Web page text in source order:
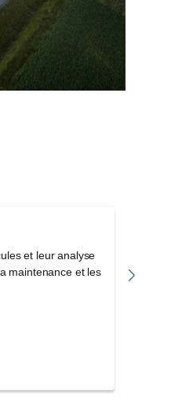
et leur analyse
maintenance et les